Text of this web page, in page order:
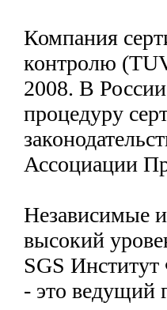
Компания
контролю
2008. В
процедуру
Ассоциации
Независимые
высокий
SGS
- это ведущий